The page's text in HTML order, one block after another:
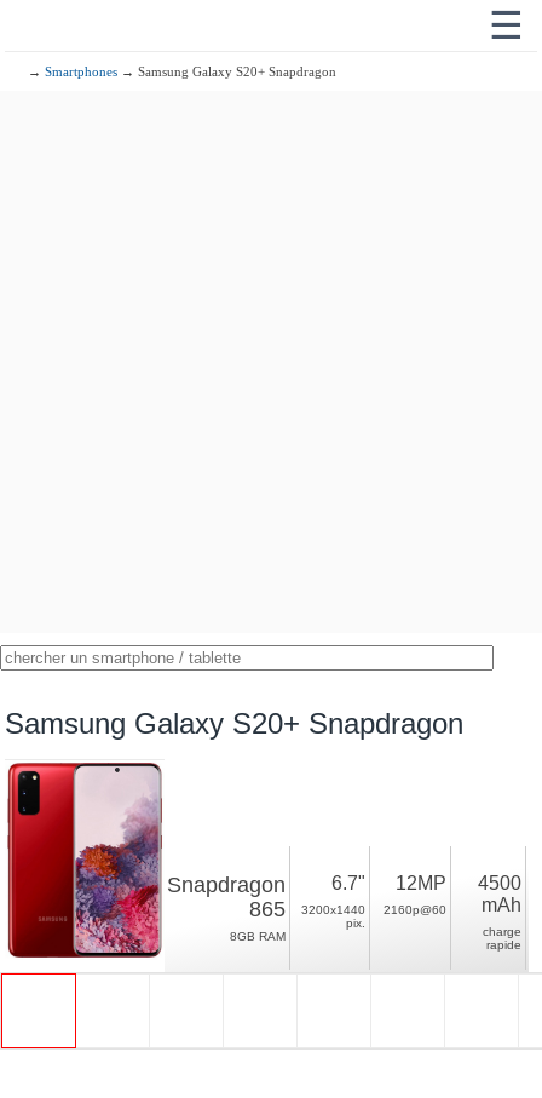
☰
→Smartphones → Samsung Galaxy S20+ Snapdragon
Samsung Galaxy S20+ Snapdragon
Snapdragon
865
8GB RAM
6.7"
3200x1440
pix.
12MP
2160p@60
4500
mAh
charge
rapide